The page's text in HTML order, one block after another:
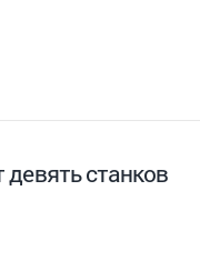
станков